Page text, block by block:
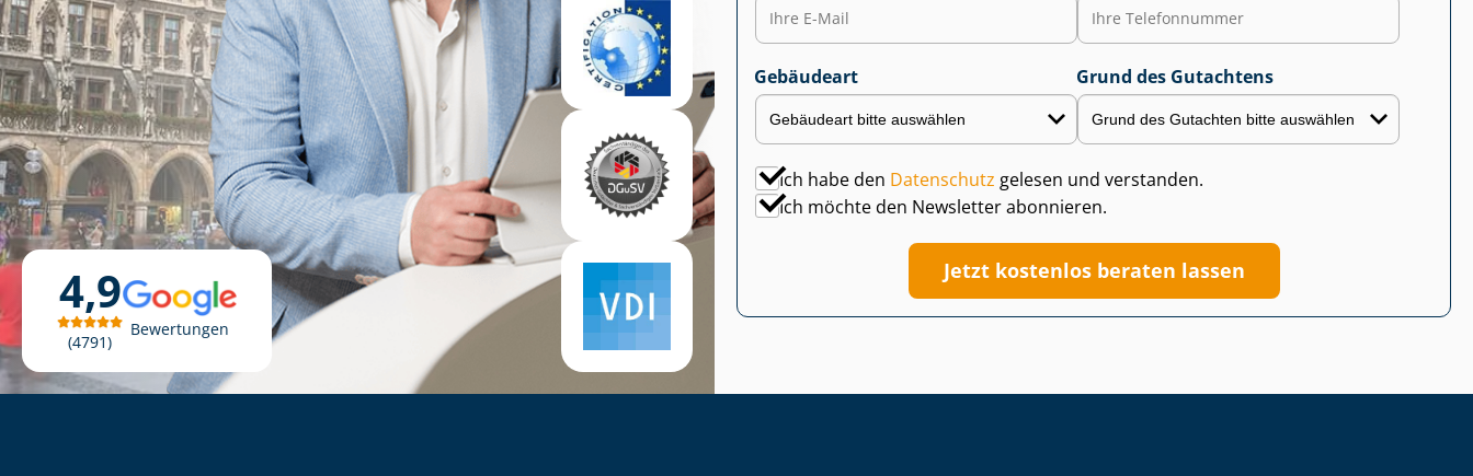
4,9
4791
Bewertungen
Gebäudeart Grund des Gutachtens
Ich habe den Datenschutz gelesen und verstanden.
Ich möchte den Newsletter abonnieren.
Jetzt kostenlos beraten lassen